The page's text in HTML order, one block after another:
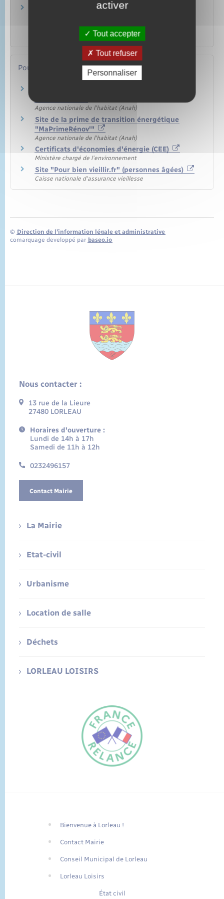
Traduction du
FR
Impôt sur le revenu – Travaux d'équipement
Argent – Impôts – Consommation
Pour en savoir plus
Agence nationale de l'habitat (Anah)
Site de la prime de transition énergétique
"MaPrimeRénov'"
Agence nationale de l'habitat (Anah)
Certificats d'économies d'énergie (CEE)
Ministère chargé de l'environnement
Site "Pour bien vieillir.fr" (personnes âgées)
Caisse nationale d'assurance vieillesse
© Direction de l’information légale et administrative
comarquage developpé par baseo.io
Nous contacter :
13 rue de la Lieure
27480 LORLEAU
Horaires d'ouverture :
Lundi de 14h à 17h
Samedi de 11h à 12h
0232496157
Contact Mairie
La Mairie
Etat-civil
Urbanisme
Location de salle
Déchets
LORLEAU LOISIRS
Bienvenue à Lorleau !
Contact Mairie
Conseil Municipal de Lorleau
Lorleau Loisirs
État civil
activer
Tout accepter
Tout refuser
Personnaliser